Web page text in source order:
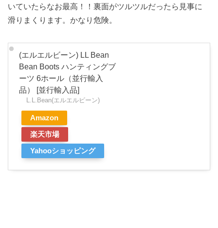
いていたらなお最高！！裏面がツルツルだったら見事に
滑りまくります。かなり危険。
(エルエルビーン) LL Bean
Bean Boots ハンティングブ
ーツ 6ホール（並行輸入
品） [並行輸入品]
L.L.Bean(エルエルビーン)
Amazon
楽天市場
Yahooショッピング